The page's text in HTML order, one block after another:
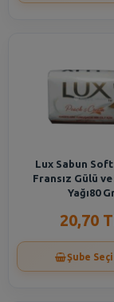
Lux Sabun
Fransız Gülü
Yağı80
20,70
Şube